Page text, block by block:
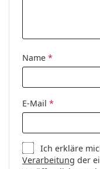
Name *
E-Mail *
Ich erkläre
Verarbeitung der